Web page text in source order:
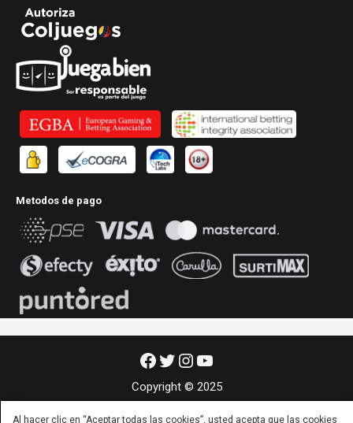
Metodos de pago
Facebook
Twitter
Instagram
YouTube
Copyright © 2025
Al hacer clic en “Aceptar todas las cookies”, usted acepta que las cookies